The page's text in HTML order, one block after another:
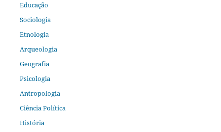
Educação
Sociologia
Etnologia
Arqueologia
Geografia
Psicologia
Antropologia
Ciência Política
História